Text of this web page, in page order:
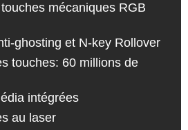
mécaniques RGB
ghosting et N-key Rollover
touches: 60 millions de
intégrées
au laser